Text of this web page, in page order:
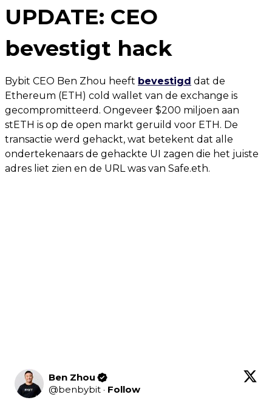
UPDATE: CEO
bevestigt hack
Bybit CEO Ben Zhou heeft bevestigd dat de
Ethereum (ETH) cold wallet van de exchange is
gecompromitteerd. Ongeveer $200 miljoen aan
stETH is op de open markt geruild voor ETH. De
transactie werd gehackt, wat betekent dat alle
ondertekenaars de gehackte UI zagen die het juiste
adres liet zien en de URL was van Safe.eth.
Ben Zhou
@benbybit · Follow